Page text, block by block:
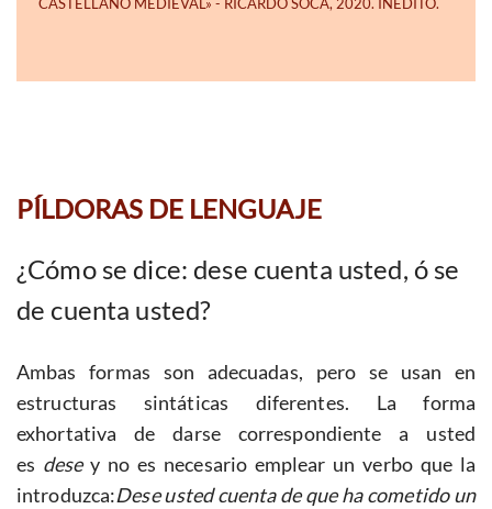
PÍLDORAS DE LENGUAJE
¿Cómo se dice: dese cuenta usted, ó se
de cuenta usted?
Ambas formas son adecuadas, pero se usan en
estructuras sintáticas diferentes. La forma
exhortativa de darse correspondiente a usted
es desey no es necesario emplear un verbo que la
introduzca:Dese usted cuenta de que ha cometido un